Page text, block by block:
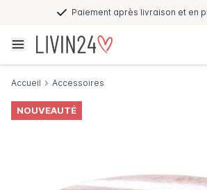
Paiement après livraison et en
Accueil Accessoires
NOUVEAUTÉ